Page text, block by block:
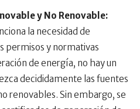
y No Renovable:
la necesidad de
permisos y normativas
de energía, no hay un
decididamente las fuentes
renovables. Sin embargo, se